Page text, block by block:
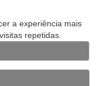
a experiência mais
repetidas.